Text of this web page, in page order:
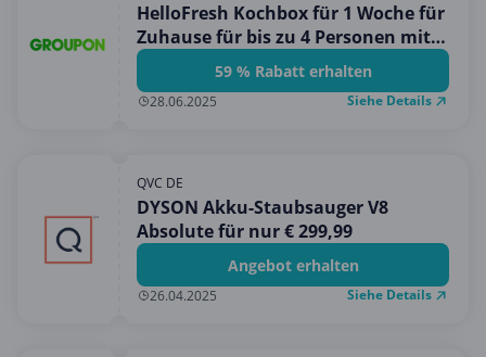
HelloFresh Kochbox für 1 Woche für
Zuhause für bis zu 4 Personen mit
bis zu 5 Mahlzeiten (bis zu 59%
sparen)
59 % Rabatt erhalten
28.06.2025 Siehe Details
QVC DE
DYSON Akku-Staubsauger V8
Absolute für nur € 299,99
Angebot erhalten
26.04.2025 Siehe Details